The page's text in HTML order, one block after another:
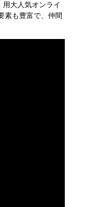
用大人気オンライ
素も豊富で、仲間